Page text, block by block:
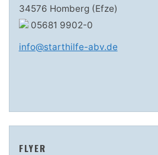
34576 Homberg (Efze)
05681 9902-0
info@starthilfe-abv.de
FLYER